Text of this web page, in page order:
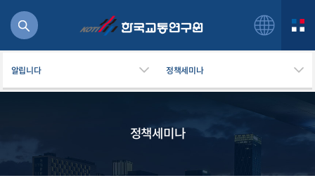
정책세미나
알립니다 정책세미나